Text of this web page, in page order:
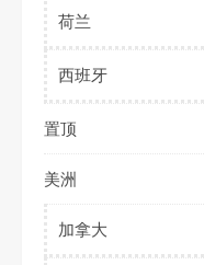
荷兰
西班牙
置顶
美洲
加拿大